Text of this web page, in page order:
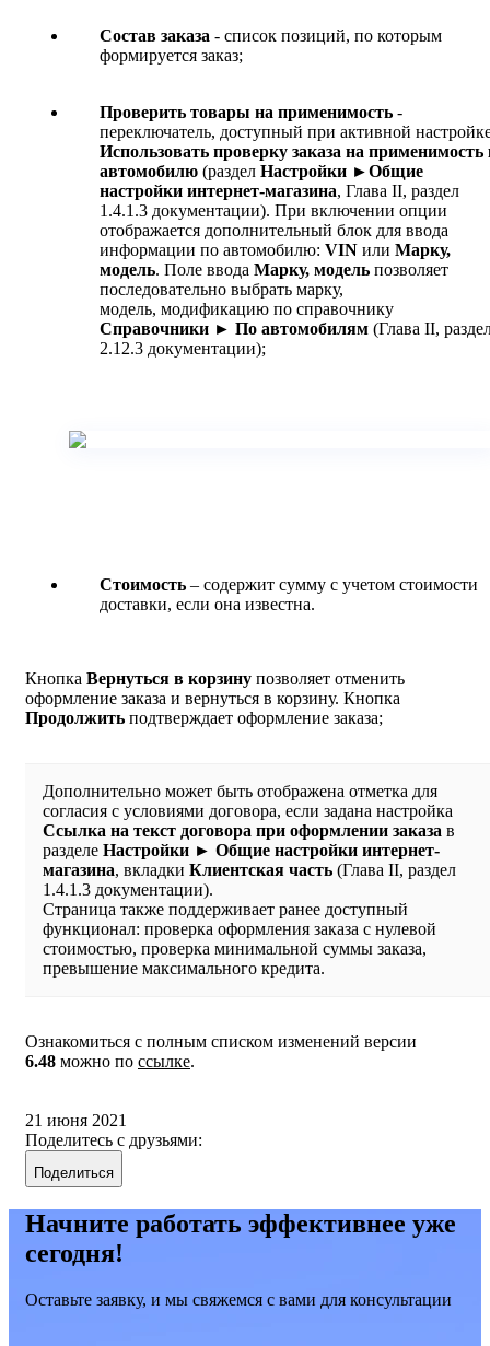
Состав заказа - список позиций, по которым
формируется заказ;
Проверить товары на применимость -
переключатель, доступный при активной
Использовать проверку заказа на применимость
автомобилю (раздел Настройки ►Общие
настройки интернет-магазина, Глава II, раздел
1.4.1.3 документации). При включении опции
отображается дополнительный блок для ввода
информации по автомобилю: VIN или Марку,
модель. Поле ввода Марку, модель позволяет
последовательно выбрать марку,
модель, модификацию по справочнику
Справочники ► По автомобилям (Глава II,
2.12.3 документации);
Стоимость – содержит сумму с учетом стоимости
доставки, если она известна.
Кнопка Вернуться в корзину позволяет отменить
оформление заказа и вернуться в корзину. Кнопка
Продолжить подтверждает оформление заказа;
Дополнительно может быть отображена отметка для
согласия с условиями договора, если задана настройка
Ссылка на текст договора при оформлении заказа в
разделе Настройки ► Общие настройки интернет-
магазина, вкладки Клиентская часть (Глава II, раздел
1.4.1.3 документации).
Страница также поддерживает ранее доступный
функционал: проверка оформления заказа с нулевой
стоимостью, проверка минимальной суммы заказа,
превышение максимального кредита.
Ознакомиться с полным списком изменений версии
6.48 можно по ссылке.
21 июня 2021
Поделитесь с друзьями:
Поделиться
Начните работать эффективнее уже
сегодня!
Оставьте заявку, и мы свяжемся с вами для консультации